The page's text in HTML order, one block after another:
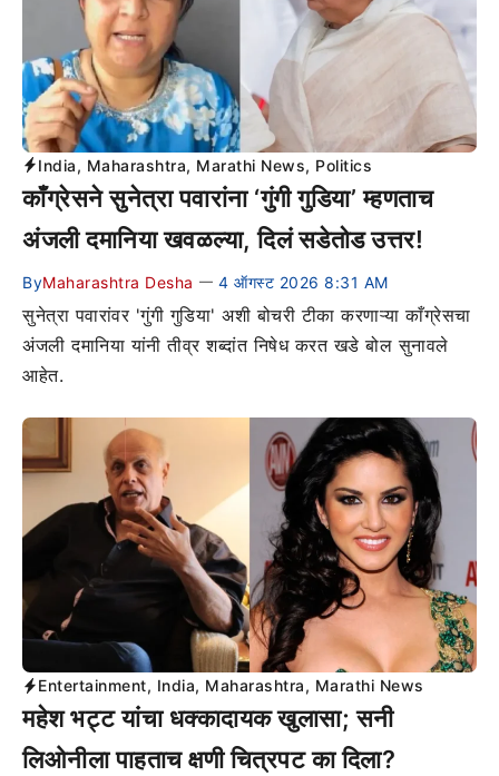
India, Maharashtra, Marathi News, Politics
काँग्रेसने सुनेत्रा पवारांना ‘गुंगी गुडिया’ म्हणताच
अंजली दमानिया खवळल्या, दिलं सडेतोड उत्तर!
ByMaharashtra Desha — 4 ऑगस्ट 2026 8:31 AM
सुनेत्रा पवारांवर 'गुंगी गुडिया' अशी बोचरी टीका करणाऱ्या काँग्रेसचा
अंजली दमानिया यांनी तीव्र शब्दांत निषेध करत खडे बोल सुनावले
आहेत.
Entertainment, India, Maharashtra, Marathi News
महेश भट्ट यांचा धक्कादायक खुलासा; सनी
लिओनीला पाहताच क्षणी चित्रपट का दिला?